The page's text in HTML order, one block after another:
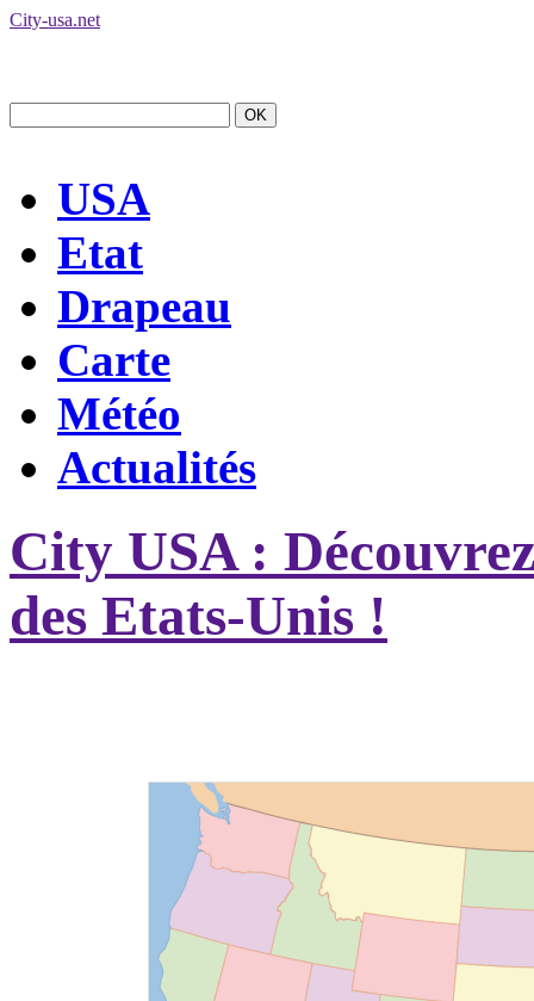
City-usa.net
USA
Etat
Drapeau
Carte
Météo
Actualités
City USA :
des Etats-Unis !